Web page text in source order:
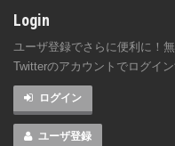
Login
ユーザ登録でさらに便利に！
Twitterのアカウントでログイ
ログイン
ユーザ登録